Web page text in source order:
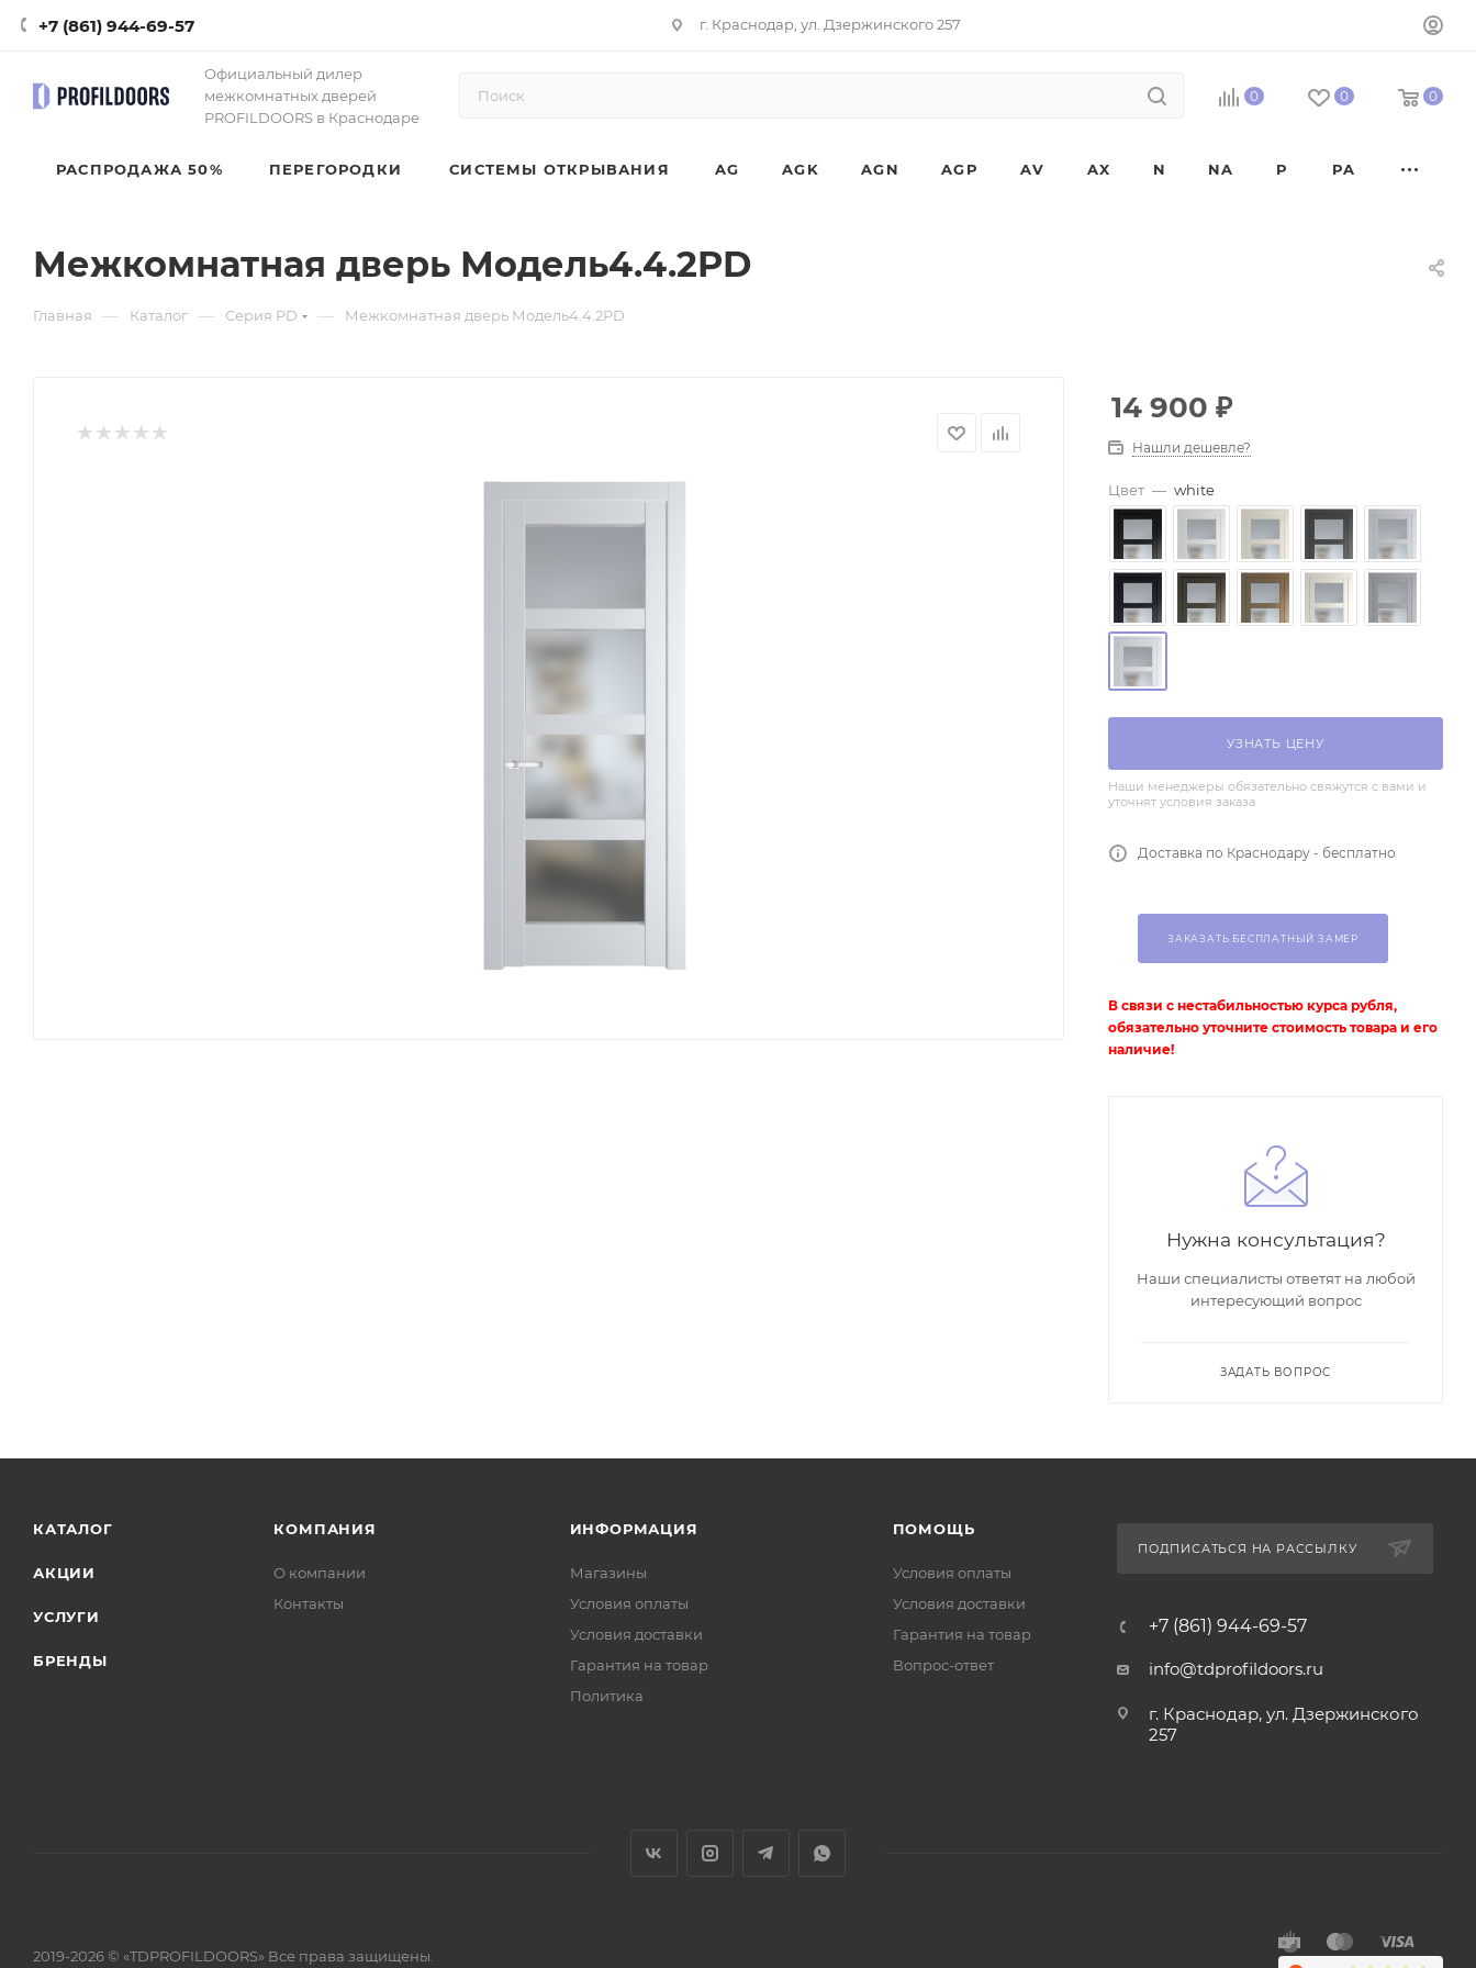
+7 (861) 944-69-57 г. Краснодар, ул. Дзержинского 257
Официальный дилер
межкомнатных дверей
PROFILDOORS в Краснодаре
0 0 0
РАСПРОДАЖА 50% ПЕРЕГОРОДКИ СИСТЕМЫ ОТКРЫВАНИЯ AG AGK AGN AGP AV AX N NA P PA
Межкомнатная дверь Модель4.4.2PD
Главная — Каталог — Серия PD — Межкомнатная дверь Модель4.4.2PD
14 900 ₽
Нашли дешевле?
Цвет — white
УЗНАТЬ ЦЕНУ
Наши менеджеры обязательно свяжутся с вами и
уточнят условия заказа
Доставка по Краснодару - бесплатно
ЗАКАЗАТЬ БЕСПЛАТНЫЙ ЗАМЕР
В связи с нестабильностью курса рубля,
обязательно уточните стоимость товара и его
наличие!
Нужна консультация?
Наши специалисты ответят на любой
интересующий вопрос
ЗАДАТЬ ВОПРОС
КАТАЛОГ
АКЦИИ
УСЛУГИ
БРЕНДЫ
КОМПАНИЯ
О компании
Контакты
ИНФОРМАЦИЯ
Магазины
Условия оплаты
Условия доставки
Гарантия на товар
Политика
ПОМОЩЬ
Условия оплаты
Условия доставки
Гарантия на товар
Вопрос-ответ
ПОДПИСАТЬСЯ НА РАССЫЛКУ
+7 (861) 944-69-57
info@tdprofildoors.ru
г. Краснодар, ул. Дзержинского
257
2019-2026 © «TDPROFILDOORS» Все права защищены.